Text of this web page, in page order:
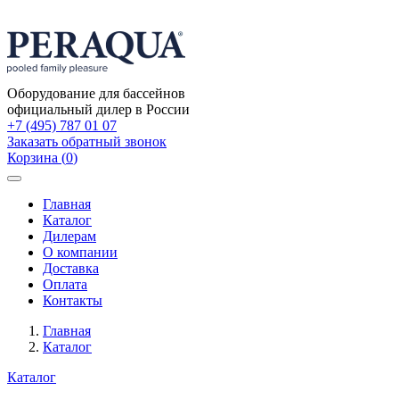
Оборудование для бассейнов
официальный дилер в России
+7 (495) 787 01 07
Заказать обратный звонок
Корзина (0)
Toggle
navigationГлавная
Каталог
Дилерам
О компании
Доставка
Оплата
Контакты
Главная
Каталог
Каталог